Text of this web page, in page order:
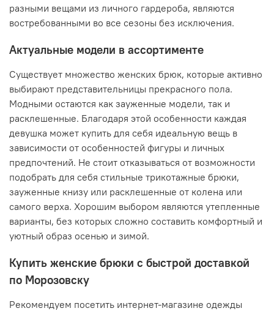
разными вещами из личного гардероба, являются
востребованными во все сезоны без исключения.
Актуальные модели в ассортименте
Существует множество женских брюк, которые активно
выбирают представительницы прекрасного пола.
Модными остаются как зауженные модели, так и
расклешенные. Благодаря этой особенности каждая
девушка может купить для себя идеальную вещь в
зависимости от особенностей фигуры и личных
предпочтений. Не стоит отказываться от возможности
подобрать для себя стильные трикотажные брюки,
зауженные книзу или расклешенные от колена или
самого верха. Хорошим выбором являются утепленные
варианты, без которых сложно составить комфортный и
уютный образ осенью и зимой.
Купить женские брюки с быстрой доставкой
по Морозовску
Рекомендуем посетить интернет-магазине одежды